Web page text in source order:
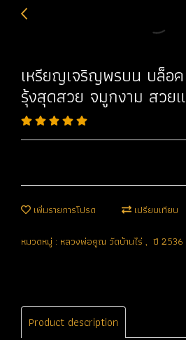
เหรียญเจริญพรบน บล็อ
รุ้งสุดสวย จมูกงาม สวย
เพิ่มรายการโปรด เปรียบเทียบ
หมวดหมู่ : หลวงพ่อคูณ วัดบ้านไร่ , ปี 2536
Product description